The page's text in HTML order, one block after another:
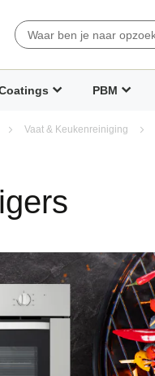
PBM
Vaat & Keukenreiniging